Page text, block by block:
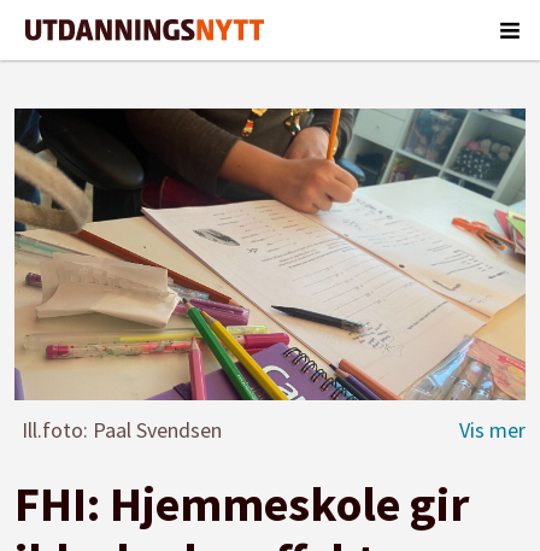
Ill.foto: Paal Svendsen
FHI: Hjemmeskole gir